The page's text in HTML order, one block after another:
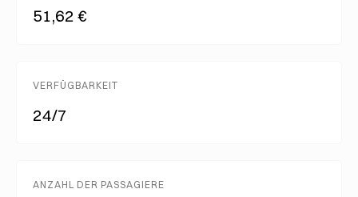
51,62 €
VERFÜGBARKEIT
24/7
ANZAHL DER PASSAGIERE